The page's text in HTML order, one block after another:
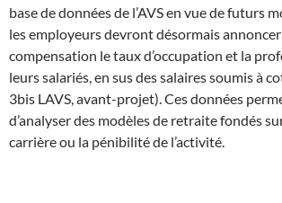
base de données de l’AVS en vue de futurs
les employeurs devront désormais annoncer
compensation le taux d’occupation et la
leurs salariés, en sus des salaires soumis à
3bis LAVS, avant-projet). Ces données
d’analyser des modèles de retraite fondés
carrière ou la pénibilité de l’activité.